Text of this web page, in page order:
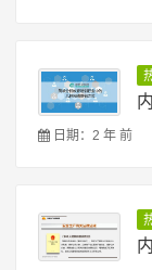
日期：2 年 前